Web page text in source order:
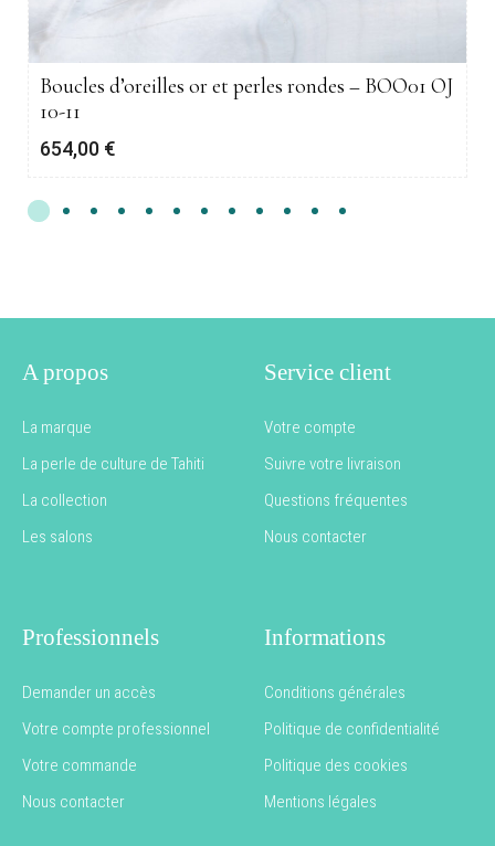
Boucles d’oreilles or et perles rondes – BOO01 OJ
10-11
654,00 €
A propos
La marque
La perle de culture de Tahiti
La collection
Les salons
Service client
Votre compte
Suivre votre livraison
Questions fréquentes
Nous contacter
Professionnels
Demander un accès
Votre compte professionnel
Votre commande
Nous contacter
Informations
Conditions générales
Politique de confidentialité
Politique des cookies
Mentions légales